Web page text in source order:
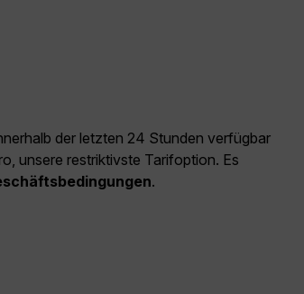
der letzten 24 Stunden verfügbar
unsere restriktivste Tarifoption. Es
.